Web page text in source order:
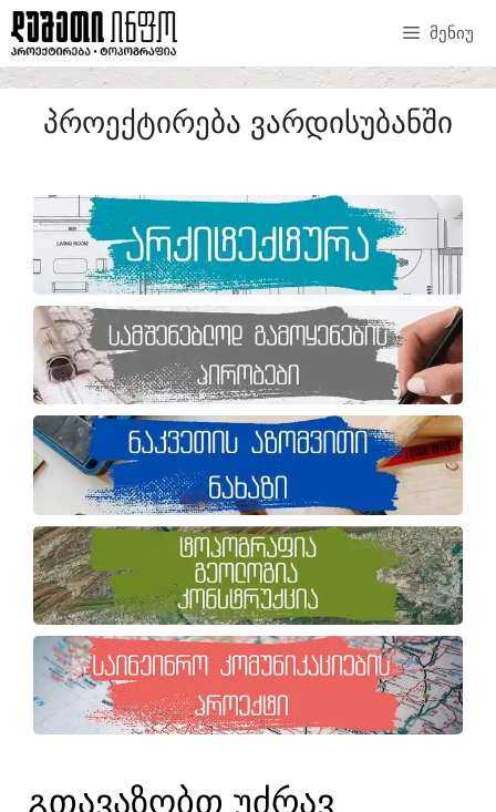
ᲛᲔᲜᲘᲣ
ᲞᲠᲝᲔᲥᲢᲘᲠᲔᲑᲐ ᲕᲐᲠᲓᲘᲡᲣᲑᲐᲜᲨᲘ
ᲒᲗᲐᲕᲐᲖᲝᲑᲗ ᲣᲫᲠᲐᲕ